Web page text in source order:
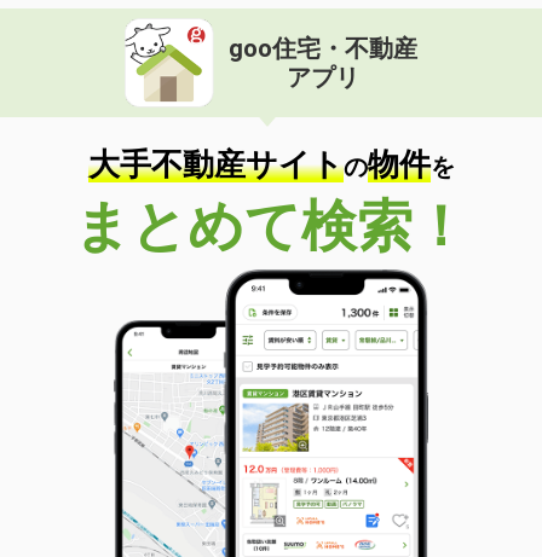
goo住宅・不動産
アプリ
大手不動産サイトの物件を
まとめて検索！